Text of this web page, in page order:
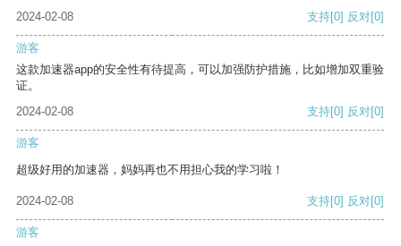
2024-02-08 支持[0] 反对[0]
游客
这款加速器app的安全性有待提高，可以加强防护措施，比如增加双重验
证。
2024-02-08
支持[0] 反对[0]
游客
超级好用的加速器，妈妈再也不用担心我的学习啦！
2024-02-08 支持[0] 反对[0]
游客